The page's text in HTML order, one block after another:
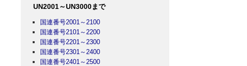
UN2001～UN3000まで
国連番号2001～2100
国連番号2101～2200
国連番号2201～2300
国連番号2301～2400
国連番号2401～2500